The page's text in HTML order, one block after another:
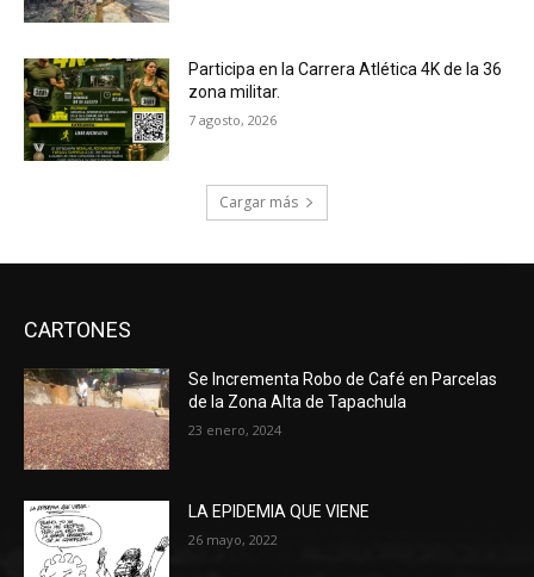
Participa en la Carrera Atlética 4K de la 36
zona militar.
7 agosto, 2026
Cargar más
CARTONES
Se Incrementa Robo de Café en Parcelas
de la Zona Alta de Tapachula
23 enero, 2024
LA EPIDEMIA QUE VIENE
26 mayo, 2022